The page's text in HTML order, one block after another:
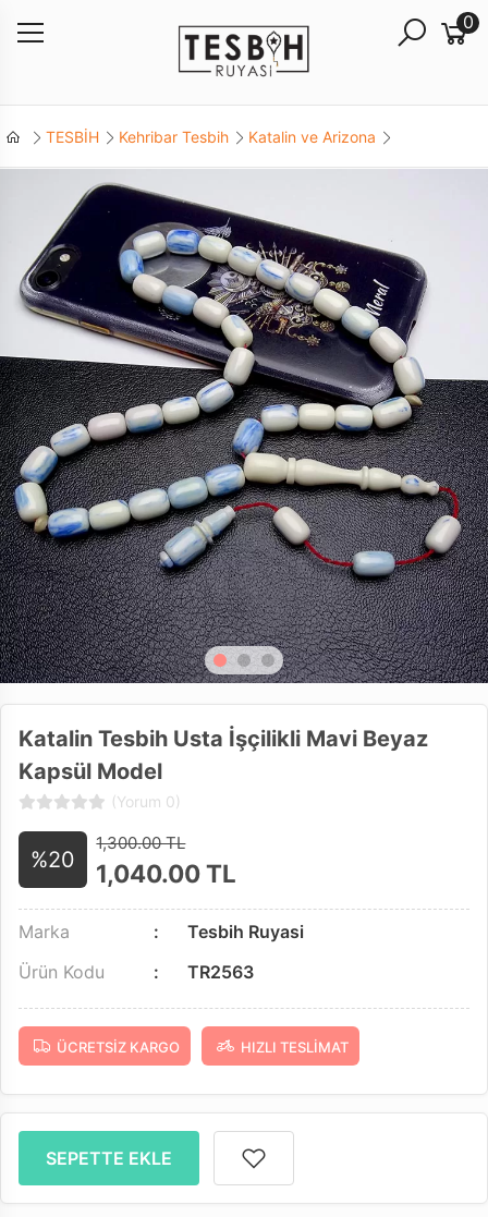
0
TESBİH Kehribar Tesbih Katalin ve Arizona
Katalin Tesbih Usta İşçilikli Mavi Beyaz
Kapsül Model
(Yorum 0)
%20
1,300.00 TL
1,040.00TL
Marka
Tesbih Ruyasi
Ürün Kodu
TR2563
ÜCRETSIZ KARGO HIZLI TESLIMAT
SEPETTE EKLE